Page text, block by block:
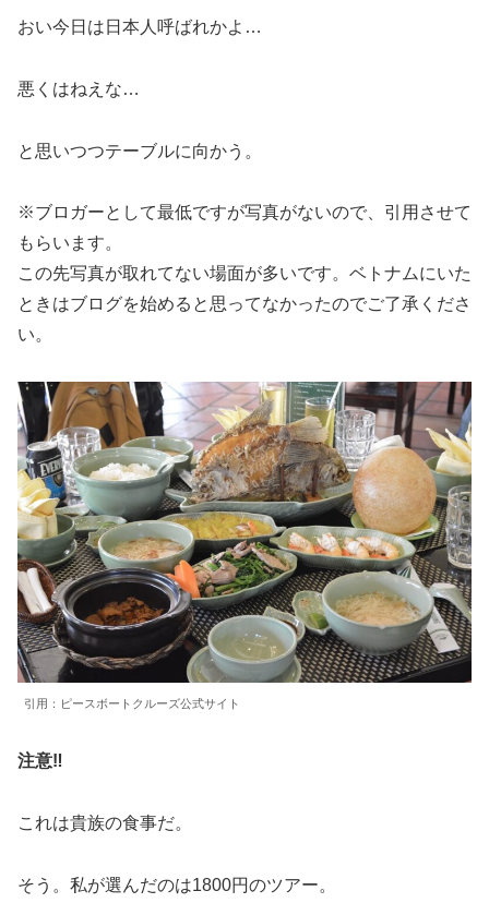
おい今日は日本人呼ばれかよ…
悪くはねえな…
と思いつつテーブルに向かう。
※ブロガーとして最低ですが写真がないので、引用させて
もらいます。
この先写真が取れてない場面が多いです。ベトナムにいた
ときはブログを始めると思ってなかったのでご了承くださ
い。
引用：ピースボートクルーズ公式サイト
注意‼
これは貴族の食事だ。
そう。私が選んだのは1800円のツアー。